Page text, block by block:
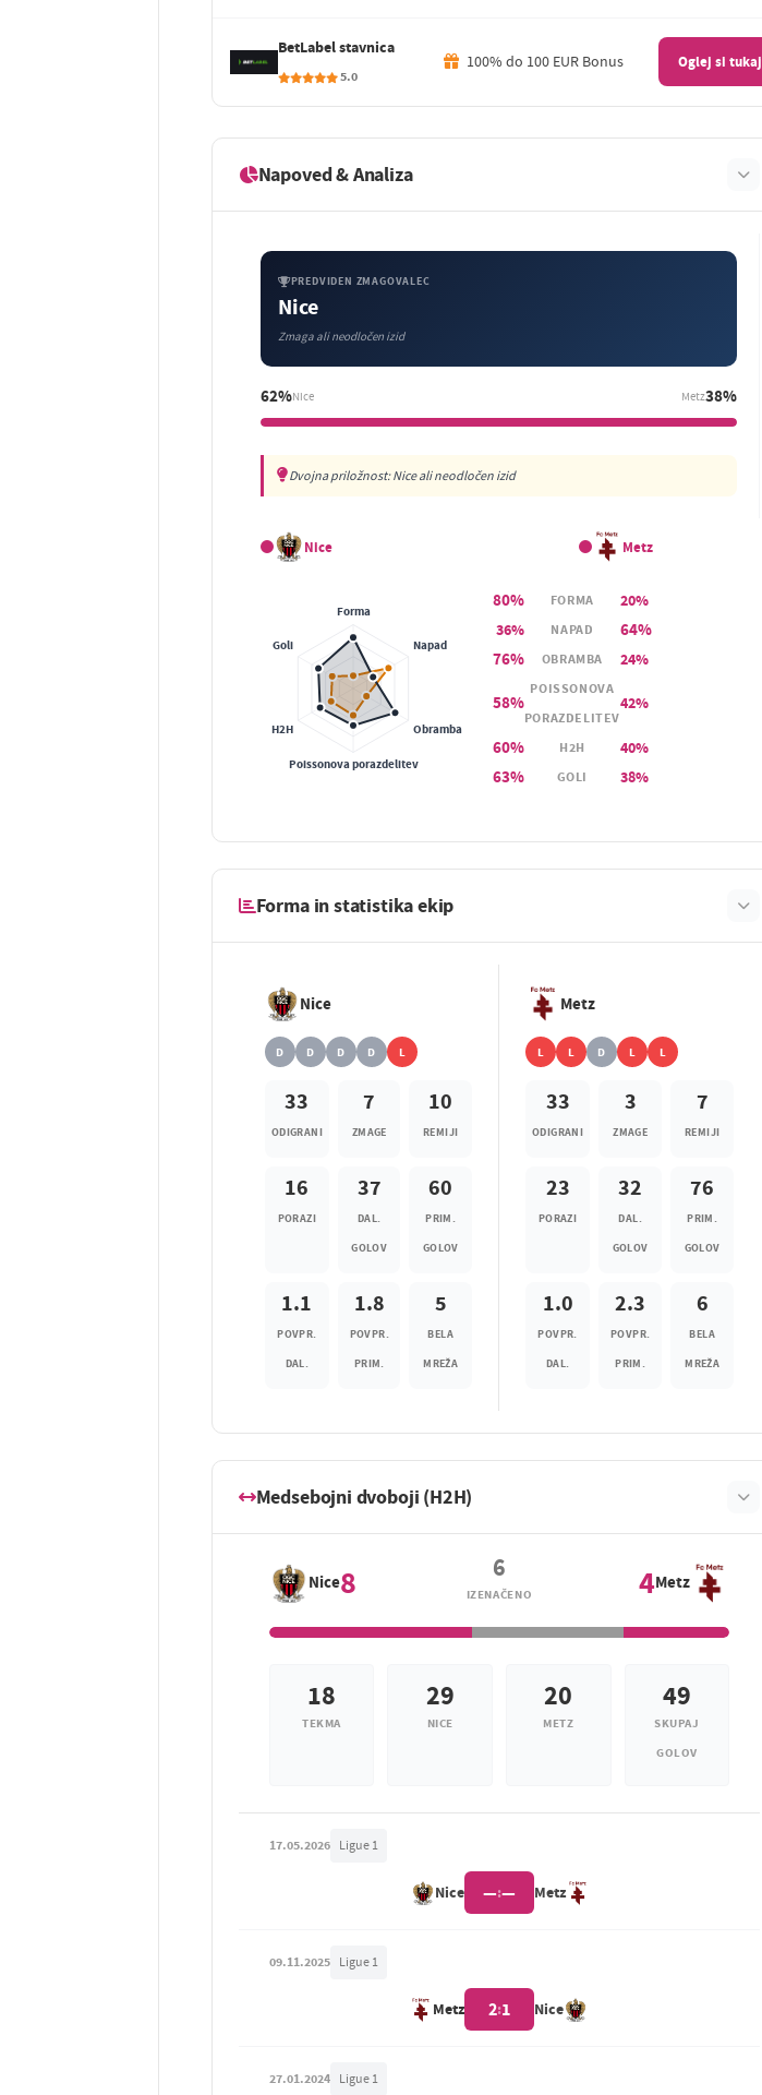
BetLabel stavnica
5.0
100% do 100 EUR Bonus Oglej si tukaj
Napoved & Analiza
PREDVIDEN ZMAGOVALEC
Nice
Zmaga ali neodločen izid
62%Nice Metz38%
Dvojna priložnost: Nice ali neodločen izid
Nice Metz
80% FORMA
20%
36%
NAPAD
64%
76%
OBRAMBA 24%
58%
POISSONOVA
PORAZDELITEV
42%
60% H2H 40%
63% GOLI 38%
Forma in statistika ekip
Nice
D D D D L
33
ODIGRANI
7
ZMAGE
10
REMIJI
16
PORAZI
37
DAL.
GOLOV
60
PRIM.
GOLOV
1.1
POVPR.
DAL.
1.8
POVPR.
PRIM.
5
BELA
MREŽA
Metz
L L D L L
33
ODIGRANI
3
ZMAGE
7
REMIJI
23
PORAZI
32
DAL.
GOLOV
76
PRIM.
GOLOV
1.0
POVPR.
DAL.
2.3
POVPR.
PRIM.
6
BELA
MREŽA
Medsebojni dvoboji (H2H)
Nice8 6
IZENAČENO 4Metz
18
TEKMA
29
NICE
20
METZ
49
SKUPAJ
GOLOV
17.05.2026 Ligue 1
Nice —:— Metz
09.11.2025 Ligue 1
Metz 2:1 Nice
27.01.2024 Ligue 1